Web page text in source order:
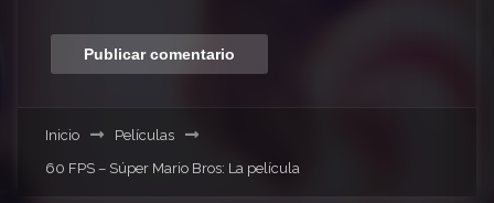
Inicio
Películas
60 FPS – Súper Mario Bros: La película